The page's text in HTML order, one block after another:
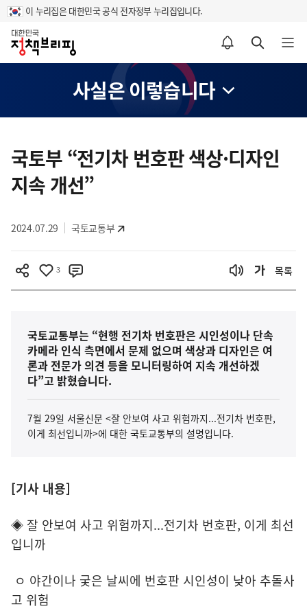
이 누리집은 대한민국 공식 전자정부 누리집입니다.
홈
알림설정 바로가기 검색 바로가기 메뉴 열기
사실은 이렇습니다
텐
츠
영
국토부 “전기차 번호판 색상·디자인
지속 개선”
2024.07.29 국토교통부
3 목록
국토교통부는 “현행 전기차 번호판은 시인성이나 단속
카메라 인식 측면에서 문제 없으며 색상과 디자인은 여
론과 전문가 의견 등을 모니터링하여 지속 개선하겠
다”고 밝혔습니다.
7월 29일 서울신문 <잘 안보여 사고 위험까지...전기차 번호판,
이게 최선입니까>에 대한 국토교통부의 설명입니다.
[기사 내용]
◈ 잘 안보여 사고 위험까지...전기차 번호판, 이게 최선
입니까
ㅇ 야간이나 궂은 날씨에 번호판 시인성이 낮아 추돌사
고 위험